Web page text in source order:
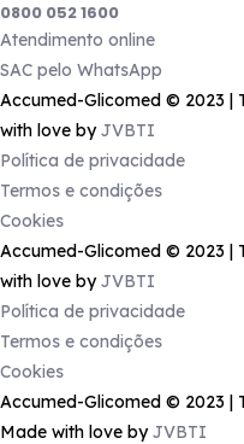
0800 052 1600
Atendimento online
SAC pelo WhatsApp
Accumed-Glicomed © 2023 |
with love byJVBTI
Política de privacidade
Termos e condições
Cookies
Accumed-Glicomed © 2023 |
with love byJVBTI
Política de privacidade
Termos e condições
Cookies
Accumed-Glicomed © 2023 |
Made with love byJVBTI